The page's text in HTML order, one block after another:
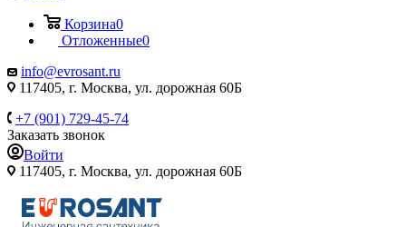
Корзина0
Отложенные0
info@evrosant.ru
117405, г. Москва, ул. дорожная 60Б
+7 (901) 729-45-74
Заказать звонок
Войти
117405, г. Москва, ул. дорожная 60Б